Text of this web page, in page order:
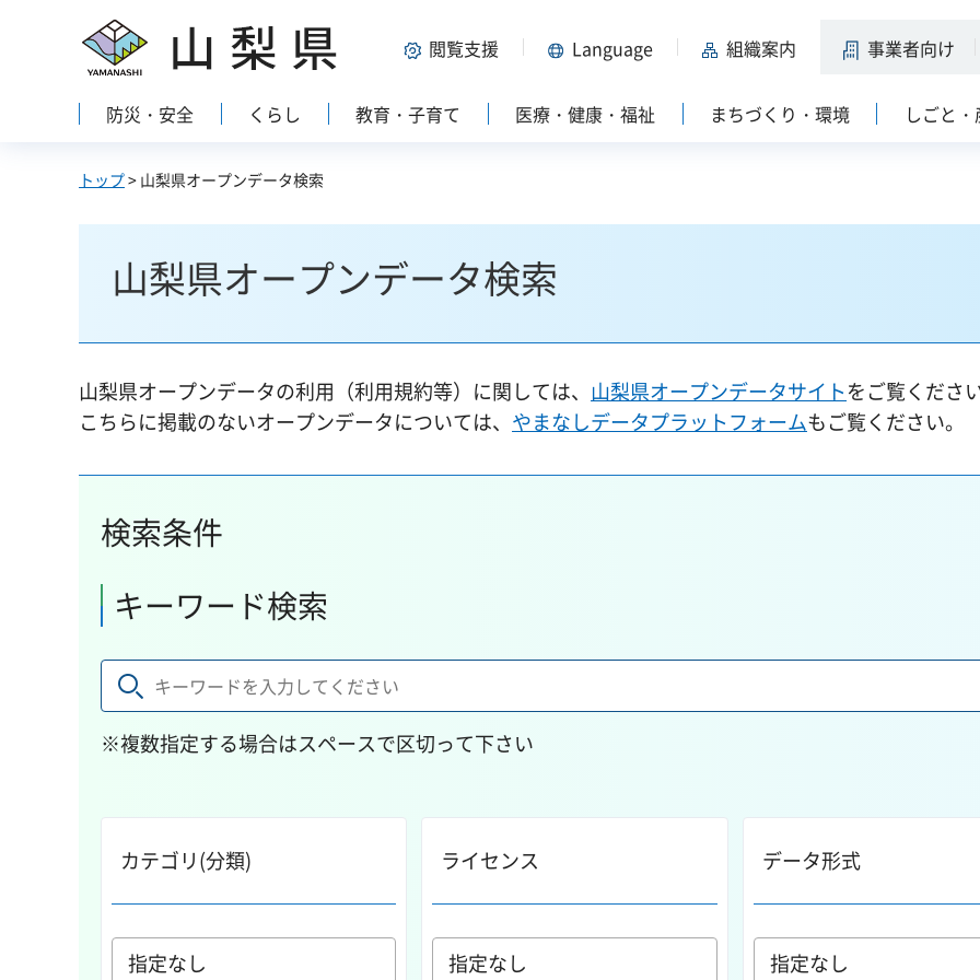
山梨県 閲覧支援 Language 組織案内 事業者向け
防災・安全 くらし 教育・子育て 医療・健康・福祉 まちづくり・環境 しごと
トップ> 山梨県オープンデータ検索
山梨県オープンデータ検索
山梨県オープンデータの利用（利用規約等）に関しては、 山梨県オープンデータサイトをご覧くださ
こちらに掲載のないオープンデータについては、 やまなしデータプラットフォームもご覧ください。
検索条件
キーワード検索
※複数指定する場合はスペースで区切って下さい
カテゴリ(分類) ライセンス データ形式